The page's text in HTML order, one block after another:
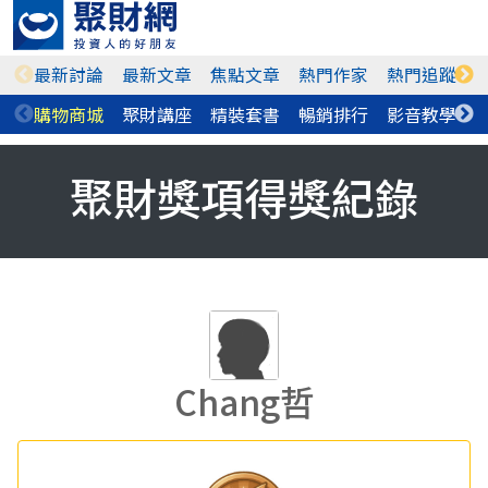
最新討論 最新文章 焦點文章 熱門作家 熱門追蹤
購物商城 聚財講座 精裝套書 暢銷排行 影音教學
聚財獎項得獎紀錄
Chang哲